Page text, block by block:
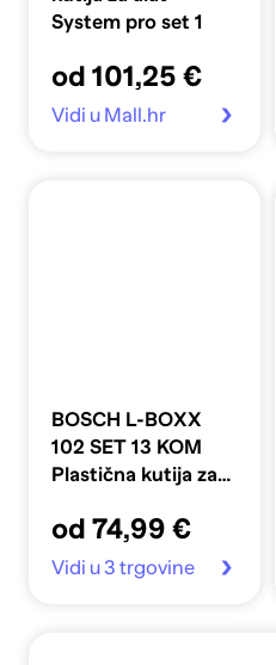
System pro set 1
od 101,25 €
Vidi u Mall.hr
BOSCH L-BOXX
102 SET 13 KOM
Plastična kutija za
od 74,99 €
Vidi u 3 trgovine